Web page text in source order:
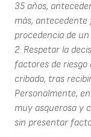
35 años,
más, antecedente
procedencia de
2. Respetar la
factores de riesgo
cribado, tras
Personalmente,
muy asquerosa y
sin presentar